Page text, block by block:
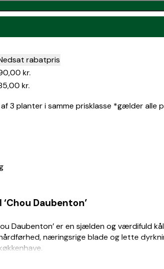
rabatpris
kr.
kr.
3 planter i samme prisklasse *gælder alle
Daubenton’
Daubenton’ er en sjælden og værdifuld
næringsrige blade og lette